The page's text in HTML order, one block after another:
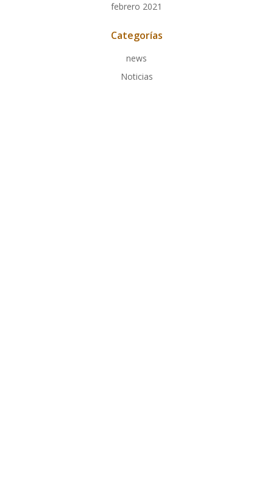
febrero 2021
Categorías
news
Noticias